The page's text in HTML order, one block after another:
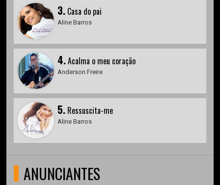
3. Casa do pai
Aline Barros
4.Acalma o meu coração
Anderson Freire
5. Ressuscita-me
Aline Barros
ANUNCIANTES